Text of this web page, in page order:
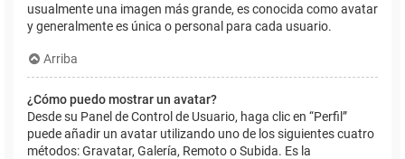
usualmente una imagen más grande, es conocida como avatar
y generalmente es única o personal para cada usuario.
Arriba
¿Cómo puedo mostrar un avatar?
Desde su Panel de Control de Usuario, haga clic en “Perfil”
puede añadir un avatar utilizando uno de los siguientes cuatro
métodos: Gravatar, Galería, Remoto o Subida. Es la